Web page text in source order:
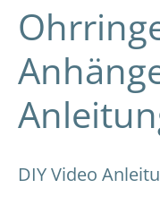
DIY Video